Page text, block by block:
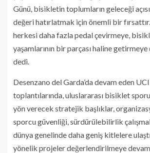
Günü, bisikletin toplumların geleceği
değeri hatırlatmak için önemli bir
herkesi daha fazla pedal çevirmeye,
yaşamlarının bir parçası haline
dedi.
Desenzano del Garda’da devam eden
toplantılarında, uluslararası bisiklet
yön verecek stratejik başlıklar,
sporcu güvenliği, sürdürülebilirlik
dünya genelinde daha geniş kitlelere
yönelik projeler değerlendirilmeye